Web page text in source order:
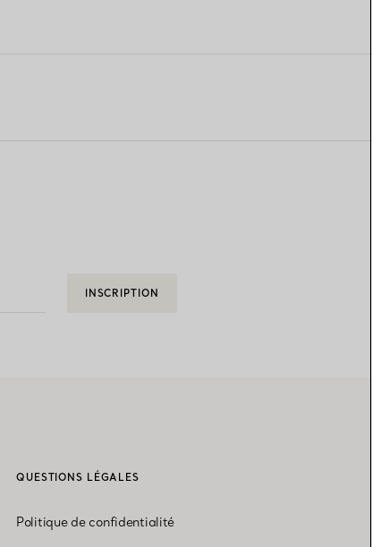
INSCRIPTION
QUESTIONS LÉGALES
Politique de confidentialité